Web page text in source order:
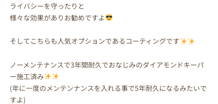
ライバシーを守ったりと
様々な効果がありお勧めですよ
そしてこちらも人気オプションであるコーティングです
ノーメンテナンスで3年間耐久でおなじみのダイアモンドキーパ
ー施工済み
(年に一度のメンテンナンスを入れる事で5年耐久になるみたいで
すよ)